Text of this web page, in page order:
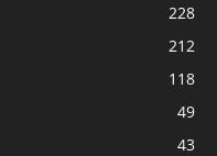
228
212
118
49
43